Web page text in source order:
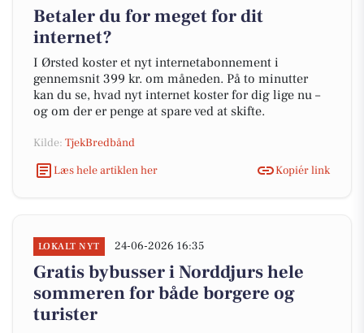
Betaler du for meget for dit
internet?
I Ørsted koster et nyt internetabonnement i
gennemsnit 399 kr. om måneden. På to minutter
kan du se, hvad nyt internet koster for dig lige nu –
og om der er penge at spare ved at skifte.
Kilde: TjekBredbånd
Læs hele artiklen her
Kopiér link
LOKALT NYT 24-06-2026 16:35
Gratis bybusser i Norddjurs hele
sommeren for både borgere og
turister